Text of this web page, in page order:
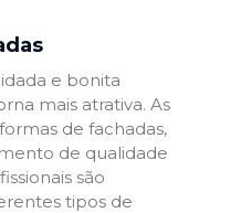
e bonita
mais atrativa. As
de fachadas,
de qualidade
são
tipos de